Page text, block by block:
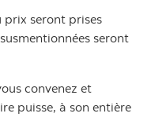
prix seront prises
seront
convenez et
puisse, à son entière